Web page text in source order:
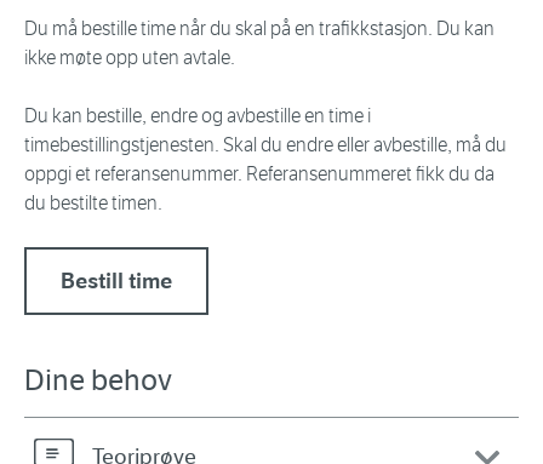
Du må bestille time når du skal på en trafikkstasjon. Du kan
ikke møte opp uten avtale.
Du kan bestille, endre og avbestille en time i
timebestillingstjenesten. Skal du endre eller avbestille, må du
oppgi et referansenummer. Referansenummeret fikk du da
du bestilte timen.
Bestill time
Dine behov
Teoriprøve